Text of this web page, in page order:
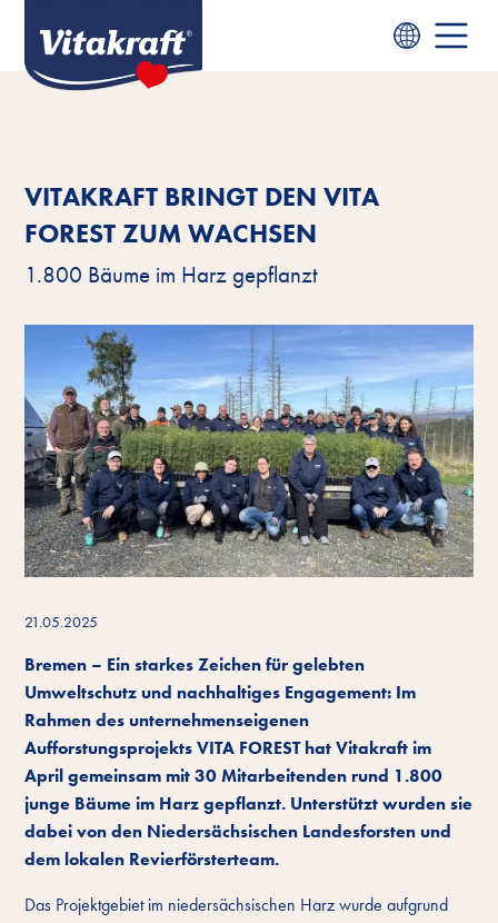
VITAKRAFT BRINGT DEN VITA
FOREST ZUM WACHSEN
1.800 Bäume im Harz gepflanzt
21.05.2025
Bremen – Ein starkes Zeichen für gelebten
Umweltschutz und nachhaltiges Engagement: Im
Rahmen des unternehmenseigenen
Aufforstungsprojekts VITA FOREST hat Vitakraft im
April gemeinsam mit 30 Mitarbeitenden rund 1.800
junge Bäume im Harz gepflanzt. Unterstützt wurden sie
dabei von den Niedersächsischen Landesforsten und
dem lokalen Revierförsterteam.
Das Projektgebiet im niedersächsischen Harz wurde aufgrund